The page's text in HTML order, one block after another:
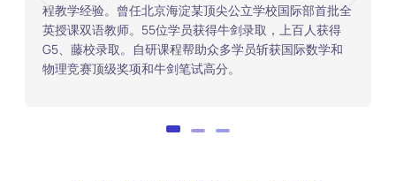
程教学经验。曾任北京海淀某顶尖公立学校国际部首批全
英授课双语教师。55位学员获得牛剑录取，上百人获得
G5、藤校录取。自研课程帮助众多学员斩获国际数学和
物理竞赛顶级奖项和牛剑笔试高分。